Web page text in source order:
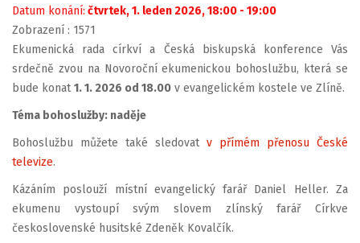
Datum konání: čtvrtek, 1. leden 2026, 18:00 - 19:00
Zobrazení : 1571
Ekumenická rada církví a Česká biskupská konference Vás
srdečně zvou na Novoroční ekumenickou bohoslužbu, která se
bude konat1. 1. 2026 od 18.00 v evangelickém kostele ve Zlíně.
Téma bohoslužby: naděje
Bohoslužbu můžete také sledovat v přímém přenosu České
televize.
Kázáním poslouží místní evangelický farář Daniel Heller. Za
ekumenu vystoupí svým slovem zlínský farář Církve
československé husitské Zdeněk Kovalčík.